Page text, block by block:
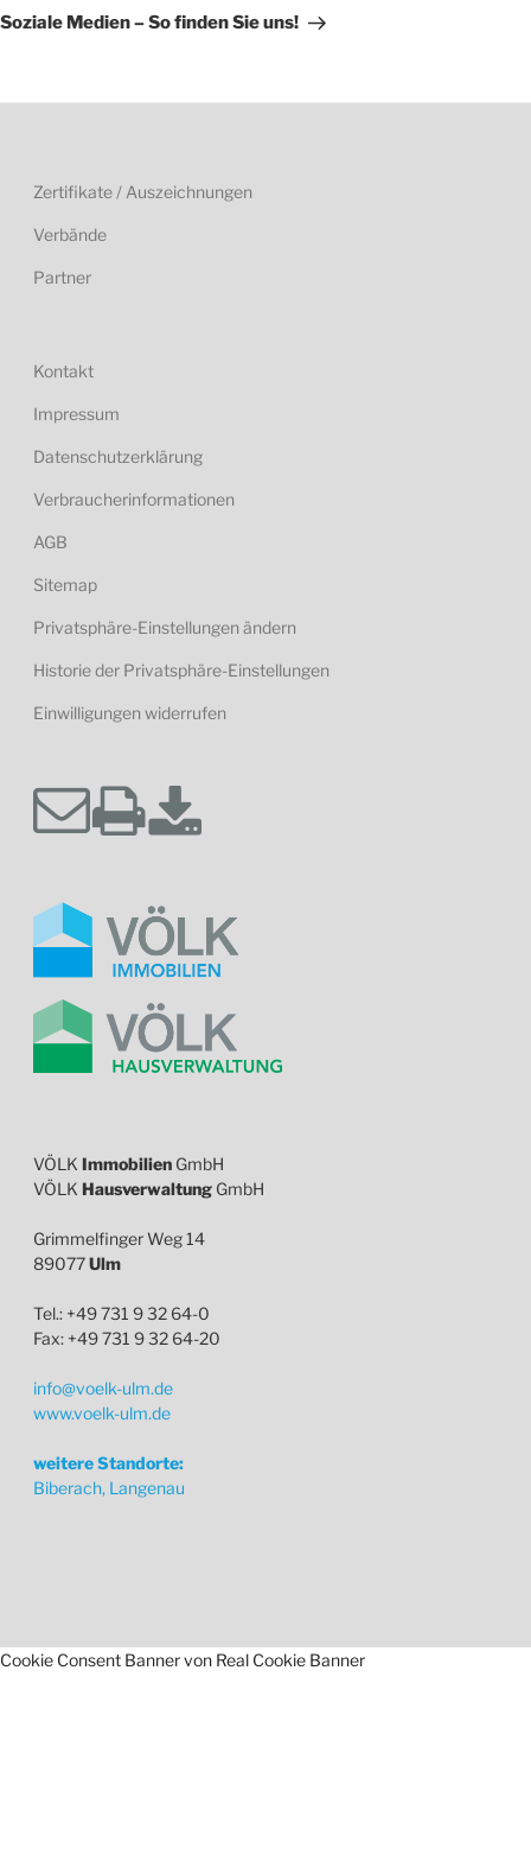
Beitrag
Soziale Medien – So finden Sie uns!
Zertifikate / Auszeichnungen
Verbände
Partner
Kontakt
Impressum
Datenschutzerklärung
Verbraucherinformationen
AGB
Sitemap
Privatsphäre-Einstellungen ändern
Historie der Privatsphäre-Einstellungen
Einwilligungen widerrufen
VÖLK Immobilien GmbH
VÖLK Hausverwaltung GmbH
Grimmelfinger Weg 14
89077Ulm
Tel.: +49 731 9 32 64-0
Fax: +49 731 9 32 64-20
info@voelk-ulm.de
www.voelk-ulm.de
weitere Standorte:
Biberach, Langenau
Cookie Consent Banner von Real Cookie Banner